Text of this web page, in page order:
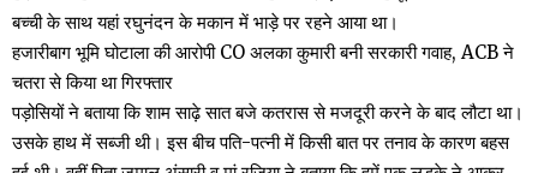
बच्ची के साथ यहां रघुनंदन के मकान में भाड़े पर रहने आया था।
हजारीबाग भूमि घोटाला की आरोपी CO अलका कुमारी बनी सरकारी गवाह, ACB ने
चतरा से किया था गिरफ्तार
पड़ोसियों ने बताया कि शाम साढ़े सात बजे कतरास से मजदूरी करने के बाद लौटा था।
उसके हाथ में सब्जी थी। इस बीच पति-पत्नी में किसी बात पर तनाव के कारण बहस